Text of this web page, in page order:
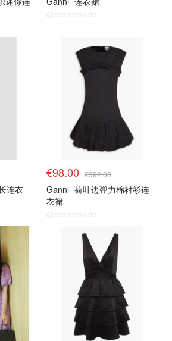
@dealmoon.de
连衣
€98.00 €392.00
Ganni 荷叶边弹力棉衬衫连
衣裙
@dealmoon.de